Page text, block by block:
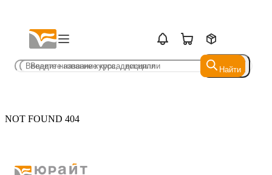
Найти
Найти
NOT FOUND 404